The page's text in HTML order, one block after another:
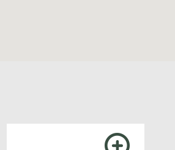
2.10 x 2.85, front room
room approx. 2 x 2.85.